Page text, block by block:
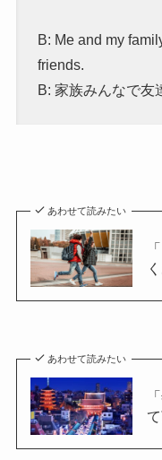
B: Me and my
friends.
B: 家族みんなで友
あわせて読みたい
あわせて読みたい